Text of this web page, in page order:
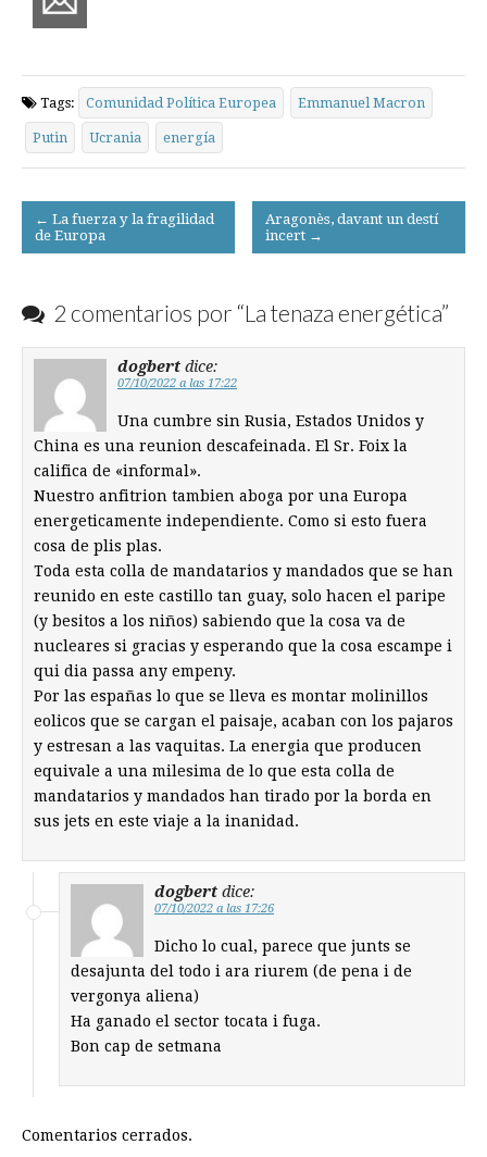
Tags: Comunidad Política Europea Emmanuel Macron
Putin Ucrania energía
Post
navigation
← La fuerza y la fragilidad
de Europa
Aragonès, davant un destí
incert →
2 comentarios por “La tenaza energética”
dogbert dice:
07/10/2022 a las 17:22
Una cumbre sin Rusia, Estados Unidos y
China es una reunion descafeinada. El Sr. Foix la
califica de «informal».
Nuestro anfitrion tambien aboga por una Europa
energeticamente independiente. Como si esto fuera
cosa de plis plas.
Toda esta colla de mandatarios y mandados que se han
reunido en este castillo tan guay, solo hacen el paripe
(y besitos a los niños) sabiendo que la cosa va de
nucleares si gracias y esperando que la cosa escampe i
qui dia passa any empeny.
Por las españas lo que se lleva es montar molinillos
eolicos que se cargan el paisaje, acaban con los pajaros
y estresan a las vaquitas. La energia que producen
equivale a una milesima de lo que esta colla de
mandatarios y mandados han tirado por la borda en
sus jets en este viaje a la inanidad.
dogbert dice:
07/10/2022 a las 17:26
Dicho lo cual, parece que junts se
desajunta del todo i ara riurem (de pena i de
vergonya aliena)
Ha ganado el sector tocata i fuga.
Bon cap de setmana
Comentarios cerrados.